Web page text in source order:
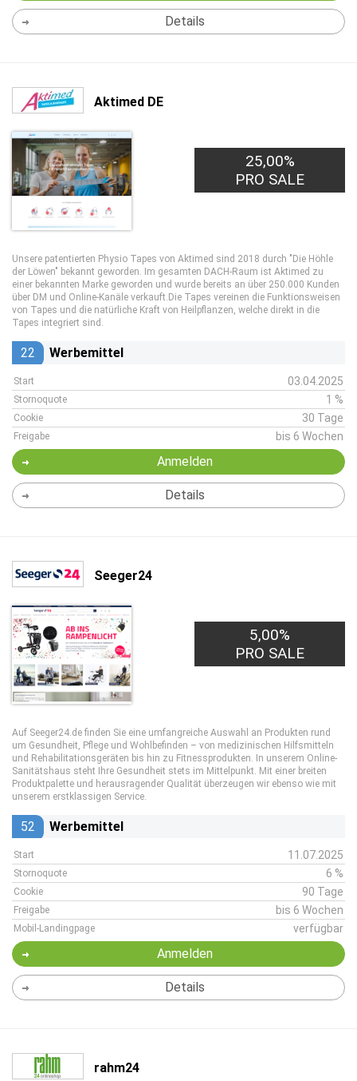
Details
Aktimed DE
25,00%
PRO SALE
Unsere patentierten Physio Tapes von Aktimed sind 2018 durch "Die Höhle
der Löwen" bekannt geworden. Im gesamten DACH-Raum ist Aktimed zu
einer bekannten Marke geworden und wurde bereits an über 250.000 Kunden
über DM und Online-Kanäle verkauft.Die Tapes vereinen die Funktionsweisen
von Tapes und die natürliche Kraft von Heilpflanzen, welche direkt in die
Tapes integriert sind.
22 Werbemittel
Start 03.04.2025
Stornoquote 1 %
Cookie 30 Tage
Freigabe bis 6 Wochen
Anmelden
Details
Seeger24
5,00%
PRO SALE
Auf Seeger24.de finden Sie eine umfangreiche Auswahl an Produkten rund
um Gesundheit, Pflege und Wohlbefinden – von medizinischen Hilfsmitteln
und Rehabilitationsgeräten bis hin zu Fitnessprodukten. In unserem Online-
Sanitätshaus steht Ihre Gesundheit stets im Mittelpunkt. Mit einer breiten
Produktpalette und herausragender Qualität überzeugen wir ebenso wie mit
unserem erstklassigen Service.
52 Werbemittel
Start 11.07.2025
Stornoquote 6 %
Cookie 90 Tage
Freigabe bis 6 Wochen
Mobil-Landingpage verfügbar
Anmelden
Details
rahm24